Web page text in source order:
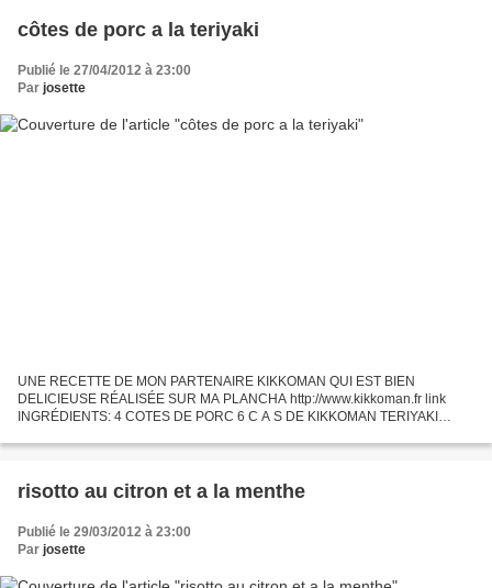
côtes de porc a la teriyaki
Publié le 27/04/2012 à 23:00
Par josette
UNE RECETTE DE MON PARTENAIRE KIKKOMAN QUI EST BIEN
DELICIEUSE RÉALISÉE SUR MA PLANCHA http://www.kikkoman.fr link
INGRÉDIENTS: 4 COTES DE PORC 6 C A S DE KIKKOMAN TERIYAKI
mariner les cotes de...
risotto au citron et a la menthe
Publié le 29/03/2012 à 23:00
Par josette